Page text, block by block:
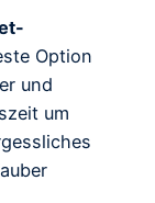
Option
und
um